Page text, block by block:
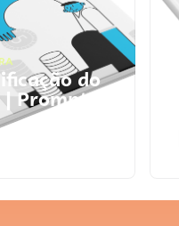
do
| Prompts